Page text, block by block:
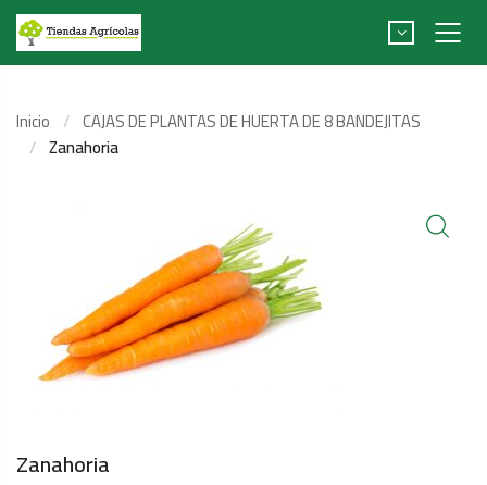
Inicio
CAJAS DE PLANTAS DE HUERTA DE 8 BANDEJITAS
Zanahoria
Zanahoria